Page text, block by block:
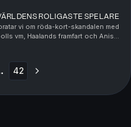
ROLIGASTE SPELARE
vi om röda-kort-skandalen med
vm, Haalands framfart och Anis
men inte minst: Pest eller kolera.
42